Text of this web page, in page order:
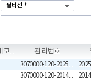
개방자치단체코드 관리번호
T
3070000-120-2025-00004
3070000-120-2014-00001